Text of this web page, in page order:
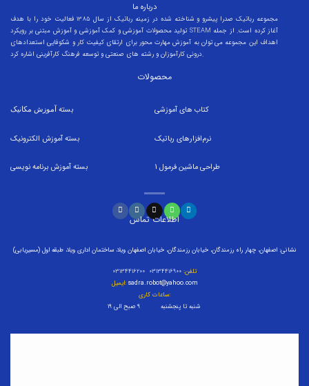
درباره ما
مجموعه رباتیک صدرا پیشرو و شناخته شده در زمینه رباتیک از سال 1385 فعالیت خود را با هدف
تولید محصولات آموزشی و کمک آموزشی و آموزش مبتنی بر رویکرد STEAM آغاز کرده است. از جمله
اهداف این مجموعه می توان به آموزش مهارت محور برای ارتقای کیفیت کار و شکوفایی استعدادهای
درونی کارآموزان و رشته های صنعتی و توسعه فرهنگ کارآفرینی اشاره کرد.
محصولات
بسته آموزش مکانیک
بستهآموزش الکترونیک
بستهآموزش برنامه نویسی
کتاب های آموزشی
نرم‌افزارهای رباتیک
طراحی ماشین فرمول
اطلاعات تماس
نشانی: اصفهان، چهار راه رزمندگان، خیابان رزمندگان، خیابان اصفهان ویلا، ساختمان اداری ویلا، طبقه اول (مسیریابی)
تلفن:
ایمیل: sadra.robot@yahoo.com
ساعات کاری:
شنبه تا پنجشنبه ۹ صبح الی ۱۹